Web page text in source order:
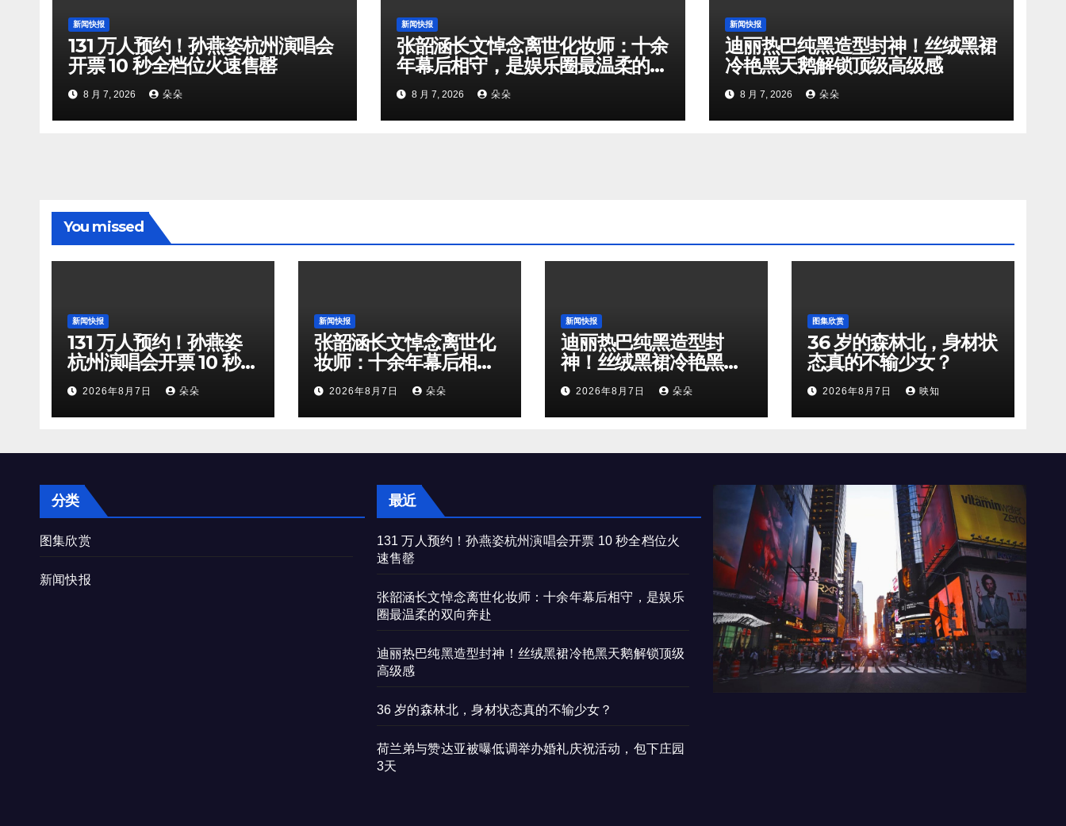
新闻快报
131 万人预约！孙燕姿杭州演唱会
开票 10 秒全档位火速售罄
8 月 7, 2026 朵朵
新闻快报
张韶涵长文悼念离世化妆师：十余
年幕后相守，是娱乐圈最温柔的双
向奔赴
8 月 7, 2026 朵朵
新闻快报
迪丽热巴纯黑造型封神！丝绒黑裙
冷艳黑天鹅解锁顶级高级感
8 月 7, 2026 朵朵
You missed
新闻快报
131 万人预约！孙燕姿
杭州演唱会开票 10 秒全
档位火速售罄
2026年8月7日 朵朵
新闻快报
张韶涵长文悼念离世化
妆师：十余年幕后相
守，是娱乐圈最温柔的
双向奔赴
2026年8月7日 朵朵
新闻快报
迪丽热巴纯黑造型封
神！丝绒黑裙冷艳黑天
鹅解锁顶级高级感
2026年8月7日 朵朵
图集欣赏
36 岁的森林北，身材状
态真的不输少女？
2026年8月7日 映知
分类
图集欣赏
新闻快报
最近
131 万人预约！孙燕姿杭州演唱会开票 10 秒全档位火
速售罄
张韶涵长文悼念离世化妆师：十余年幕后相守，是娱乐
圈最温柔的双向奔赴
迪丽热巴纯黑造型封神！丝绒黑裙冷艳黑天鹅解锁顶级
高级感
36 岁的森林北，身材状态真的不输少女？
荷兰弟与赞达亚被曝低调举办婚礼庆祝活动，包下庄园
3天